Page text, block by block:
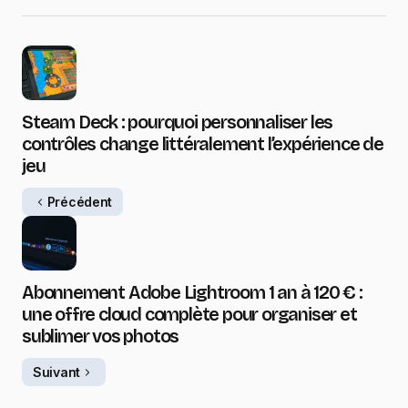
Steam Deck : pourquoi personnaliser les
contrôles change littéralement l’expérience de
jeu
Précédent
Abonnement Adobe Lightroom 1 an à 120 € :
une offre cloud complète pour organiser et
sublimer vos photos
Suivant